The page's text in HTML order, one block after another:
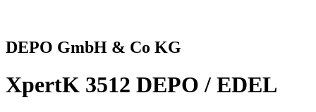
DEPO GmbH & Co KG
XpertK 3512 DEPO / EDEL